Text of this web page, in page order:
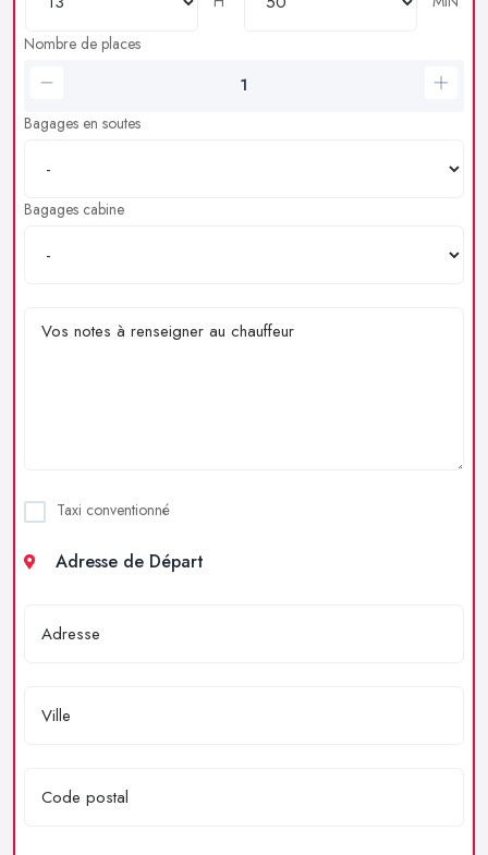
Nombre de places
Bagages en soutes
Bagages cabine
Taxi conventionné
Adresse de Départ